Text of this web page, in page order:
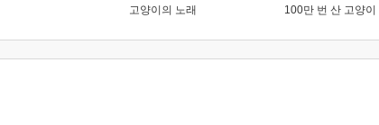
고양이의 노래 100만 번 산 고양이